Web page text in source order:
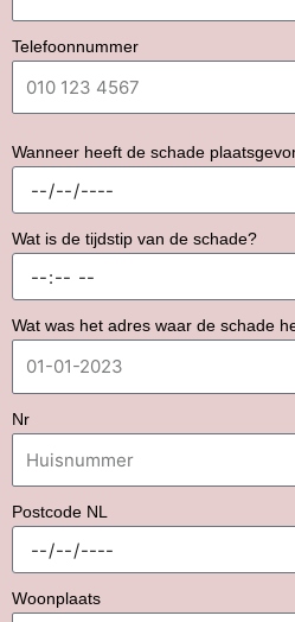
Telefoonnummer
Wanneer heeft de schade
Wat is de tijdstip van de schade?
Wat was het adres waar de schade
Nr
Postcode NL
Woonplaats